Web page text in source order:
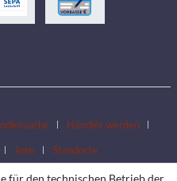
Händler werden
Jobs Standorte
für den technischen Betrieb der